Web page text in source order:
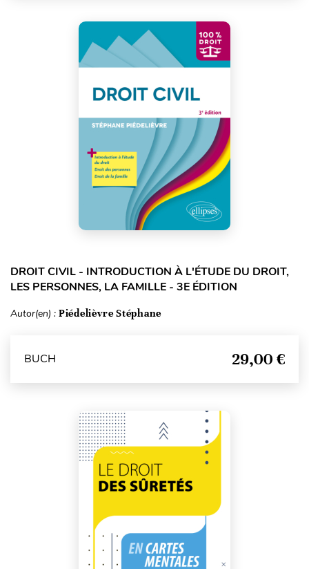
DROIT CIVIL - INTRODUCTION À L'ÉTUDE DU DROIT,
LES PERSONNES, LA FAMILLE - 3E ÉDITION
Autor(en) : Piédelièvre Stéphane
BUCH 29,00 €